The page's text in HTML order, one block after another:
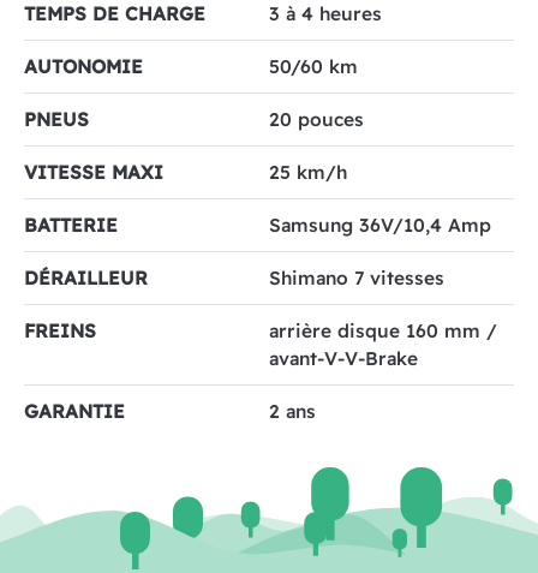
TEMPS DE CHARGE 3 à 4 heures
AUTONOMIE 50/60 km
PNEUS 20 pouces
VITESSE MAXI 25 km/h
BATTERIE Samsung 36V/10,4 Amp
DÉRAILLEUR Shimano 7 vitesses
FREINS
arrière disque 160 mm /
avant-V-V-Brake
GARANTIE 2 ans